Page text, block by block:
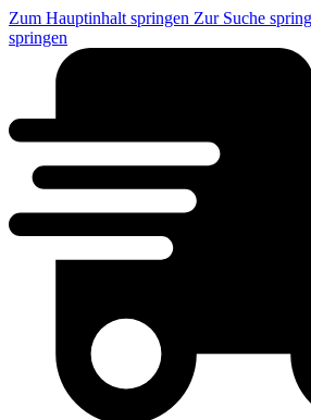
Zum Hauptinhalt springen Zur Suche
springen